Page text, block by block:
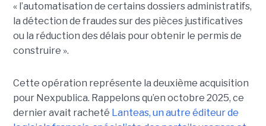
« l’automatisation de certains dossiers administratifs,
la détection de fraudes sur des pièces justificatives
ou la réduction des délais pour obtenir le permis de
construire ».
Cette opération représente la deuxième acquisition
pour Nexpublica. Rappelons qu’en octobre 2025, ce
dernier avait racheté Lanteas, un autre éditeur de